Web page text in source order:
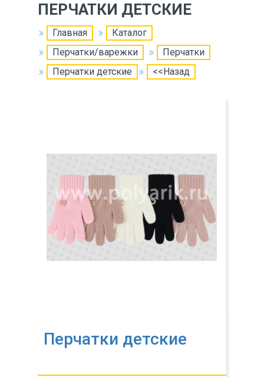
ПЕРЧАТКИ ДЕТСКИЕ
Главная
Каталог
Перчатки/варежки
Перчатки
Перчатки детские
<<Назад
Перчатки детские